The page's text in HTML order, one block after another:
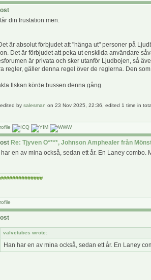
din frustation men.
är absolut förbjudet att "hänga ut" personer på
Det är förbjudet att peka ut enskilda användare
är privata och sker utanför Ljudbojen, så
regler, gäller denna regel över de reglerna. Den
Ilskan körde bussen denna gång.
by salesman on 23 Nov 2025, 22:36, edited 1 time in
Re: Tjyven O****, Johnson Amphealer från
har en av mina också, sedan ett år. En Laney
valvetubes wrote:
Han har en av mina också, sedan ett år. En Laney